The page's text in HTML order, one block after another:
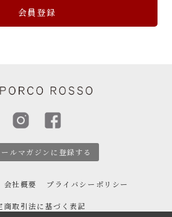
会員登録
ールマガジンに登録する
会社概要 プライバシーポリシー
商取引法に基づく表記